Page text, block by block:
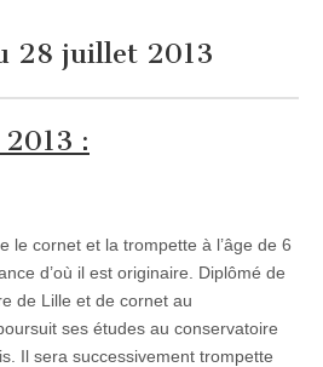
et
Percussions
Larmor-
28 juillet 2013
:
le cornet et la trompette à l’âge de 6
d’où il est originaire. Diplômé de
de Lille et de cornet au
ses études au conservatoire
Il sera successivement trompette